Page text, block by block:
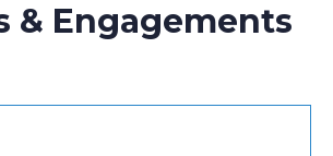
& Engagements